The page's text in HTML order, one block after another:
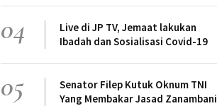
04
Live di JP TV, Jemaat lakukan
Ibadah dan Sosialisasi Covid-19
05
Senator Filep Kutuk Oknum TNI
Yang Membakar Jasad Zanambani